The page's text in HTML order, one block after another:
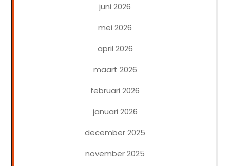
juni 2026
mei 2026
april 2026
maart 2026
februari 2026
januari 2026
december 2025
november 2025